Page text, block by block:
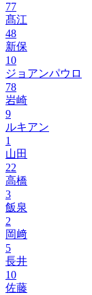
77
髙江
48
新保
10
ジョアンパウロ
78
岩崎
9
ルキアン
1
山田
22
高橋
3
飯泉
2
岡﨑
5
長井
10
佐藤